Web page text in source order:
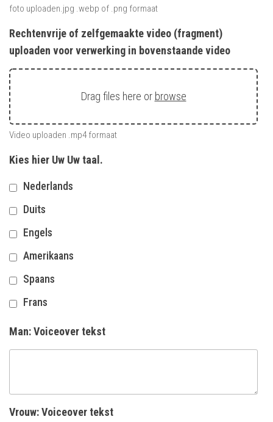
foto uploaden.jpg .webp of .png formaat
Rechtenvrije of zelfgemaakte video (fragment)
uploaden voor verwerking in bovenstaande video
Drag files here or browse
Video uploaden .mp4 formaat
Kies hier Uw Uw taal.
Nederlands
Duits
Engels
Amerikaans
Spaans
Frans
Man: Voiceover tekst
Vrouw: Voiceover tekst